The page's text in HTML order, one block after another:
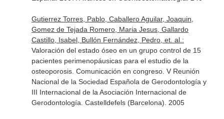
Gutierrez Torres, Pablo, Caballero Aguilar, Joaquin,
Gomez de Tejada Romero, Maria Jesus, Gallardo
Castillo, Isabel, Bullón Fernández, Pedro, et. al.:
Valoración del estado óseo en un grupo control de 15
pacientes perimenopáusicas para el estudio de la
osteoporosis. Comunicación en congreso. V Reunión
Nacional de la Sociedad Española de Gerodontología y
III Internacional de la Asociación Internacional de
Gerodontología. Castelldefels (Barcelona). 2005